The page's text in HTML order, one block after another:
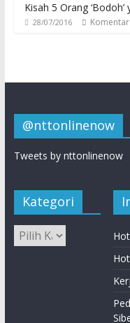
Kisah 5 Orang
28/07/2016
@nttonlinenow
Tweets by nttonlinenow
Kategori